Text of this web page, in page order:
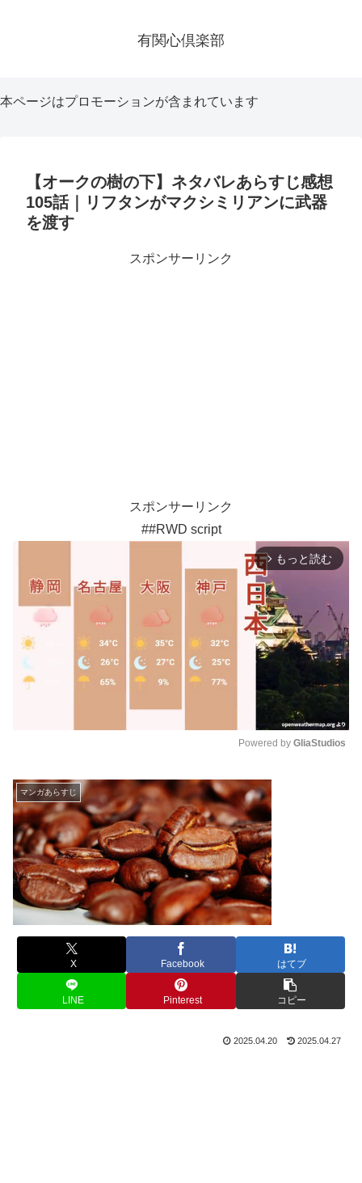
有関心倶楽部
本ページはプロモーションが含まれています
【オークの樹の下】ネタバレあらすじ感想
105話｜リフタンがマクシミリアンに武器
を渡す
スポンサーリンク
スポンサーリンク
##RWD script
arrow_forward_ios もっと読む
Powered by GliaStudios
マンガあらすじ
X Facebook はてブ
LINE Pinterest コピー
2025.04.20 2025.04.27